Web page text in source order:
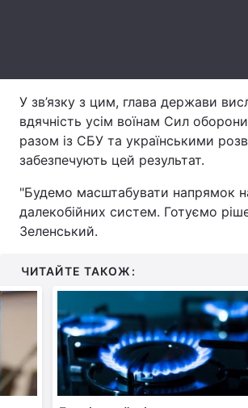
У зв’язку з цим, глава держави
вдячність усім воїнам Сил оборони
разом із СБУ та українськими
забезпечують цей результат.
"Будемо масштабувати напрямок
далекобійних систем. Готуємо
Зеленський.
ЧИТАЙТЕ ТАКОЖ: